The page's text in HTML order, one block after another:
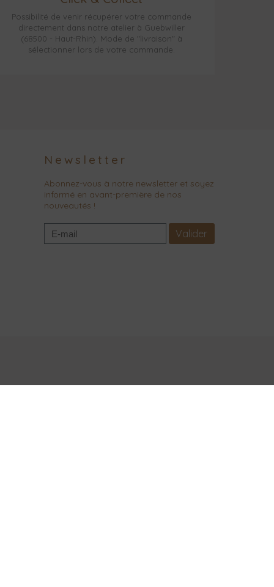
Possibilité de venir récupérer votre commande
directement dans notre atelier à Guebwiller
(68500 - Haut-Rhin). Mode de "livraison" à
sélectionner lors de votre commande.
Newsletter
Abonnez-vous à notre newsletter et soyez
informé en avant-première de nos
nouveautés !
Valider